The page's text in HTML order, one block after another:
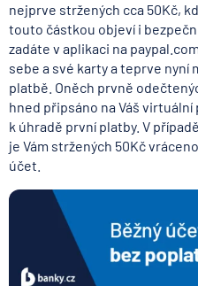
nejprve stržených cca 50Kč,
touto částkou objeví i
zadáte v aplikaci na
sebe a své karty a teprve
platbě. Oněch prvně
hned připsáno na Váš
k úhradě první platby. V
je Vám stržených 50Kč
účet.